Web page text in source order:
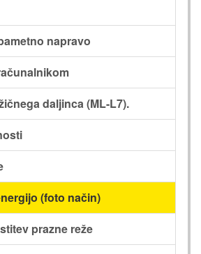
napravo
daljinca (ML-L7).
(foto način)
prazne reže